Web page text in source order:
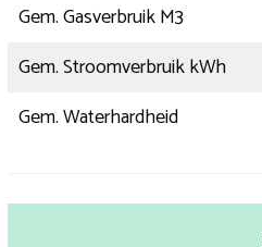
Gem. Gasverbruik M3
Gem. Stroomverbruik kWh
Gem. Waterhardheid